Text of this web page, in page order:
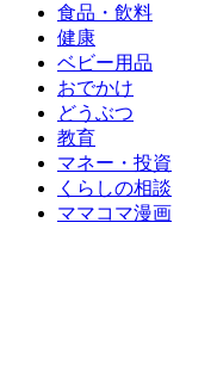
食品・飲料
健康
ベビー用品
おでかけ
どうぶつ
教育
マネー・投資
くらしの相談
ママコマ漫画